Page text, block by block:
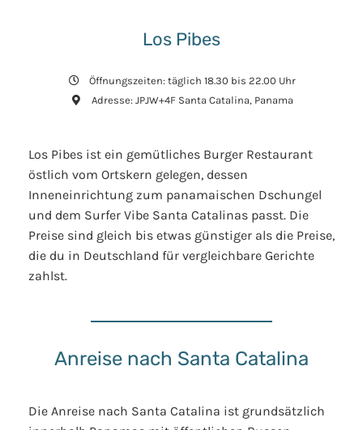
Los Pibes
Öffnungszeiten: täglich 18.30 bis 22.00 Uhr
Adresse: JPJW+4F Santa Catalina, Panama
Los Pibes ist ein gemütliches Burger Restaurant
östlich vom Ortskern gelegen, dessen
Inneneinrichtung zum panamaischen Dschungel
und dem Surfer Vibe Santa Catalinas passt. Die
Preise sind gleich bis etwas günstiger als die Preise,
die du in Deutschland für vergleichbare Gerichte
zahlst.
Anreise nach Santa Catalina
Die Anreise nach Santa Catalina ist grundsätzlich